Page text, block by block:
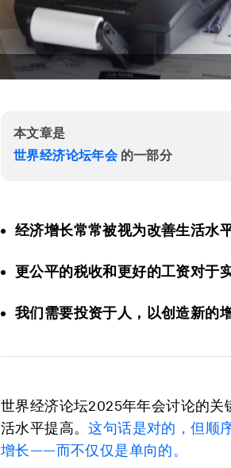
本文章是
世界经济论坛年会的一部分
经济增长常常被视为改善生活水
更公平的税收和更好的工资对于
我们需要投资于人，以创造新的
世界经济论坛2025年年会讨论的关
活水平提高。这句话是对的，但顺
增长——而不仅仅是单向的。